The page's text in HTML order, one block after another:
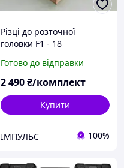
Різці до розточної
головки F1 - 18
Готово до відправки
2 490₴/комплект
Купити
ІМПУЛЬС 100%